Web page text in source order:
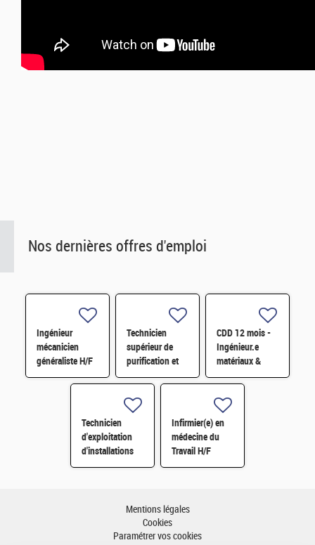
Nos dernières offres d'emploi
Ingénieur
mécanicien
généraliste H/F
Technicien
supérieur de
purification et
fabrication en
chaine blindée
H/F
CDD 12 mois -
Ingénieur.e
matériaux &
soudage H/F
Technicien
d'exploitation
d'installations
H/F
Infirmier(e) en
médecine du
Travail H/F
Mentions légales
Cookies
Paramétrer vos cookies